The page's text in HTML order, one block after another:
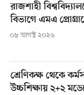
রাজশাহী
বিভাগে এমএ
০৮ আগস্ট ২০২৬
শ্রেণিকক্ষ থেকে
উচ্চশিক্ষায় ২+২